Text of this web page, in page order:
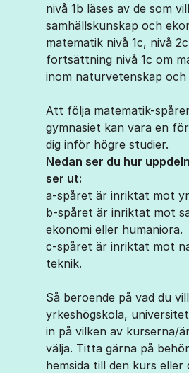
nivå 1b läses av de som
samhällskunskap och
matematik nivå 1c, nivå
fortsättning nivå 1c om
inom naturvetenskap och
Att följa matematik-
gymnasiet kan vara en
dig inför högre studier.
Nedan ser du hur
ser ut:
a-spåret är inriktat mot
b-spåret är inriktat mot
ekonomi eller humaniora.
c-spåret är inriktat mot
teknik.
Så beroende på vad du
yrkeshögskola,
in på vilken av kurserna/
välja. Titta gärna på
hemsida till den kurs